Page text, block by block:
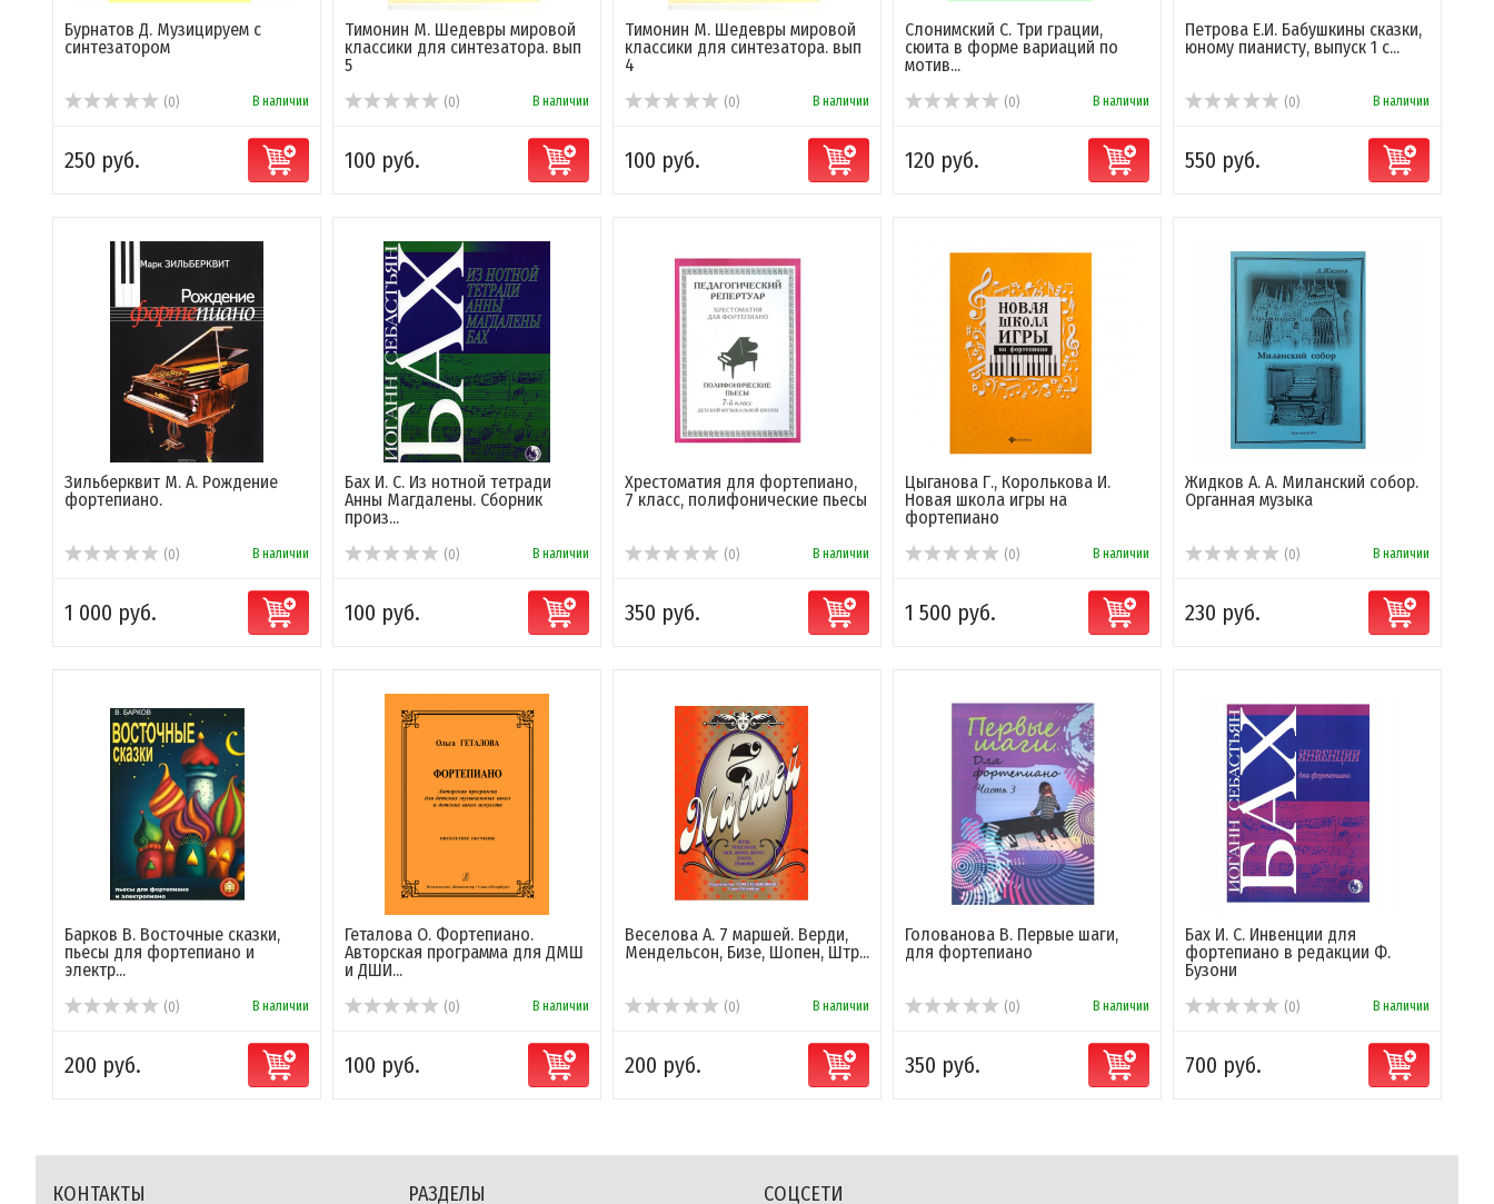
Бурнатов Д. Музицируем с
синтезатором
(0) В наличии
250 руб.
Тимонин М. Шедевры мировой
классики для синтезатора. вып
5
(0) В наличии
100 руб.
Тимонин М. Шедевры мировой
классики для синтезатора. вып
4
(0) В наличии
100 руб.
Слонимский С. Три грации,
сюита в форме вариаций по
мотив...
(0) В наличии
120 руб.
Петрова Е.И. Бабушкины сказки,
юному пианисту, выпуск 1 с...
(0) В наличии
550 руб.
Зильберквит М. А. Рождение
фортепиано.
(0) В наличии
1 000 руб.
Бах И. С. Из нотной тетради
Анны Магдалены. Сборник
произ...
(0) В наличии
100 руб.
Хрестоматия для фортепиано,
7 класс, полифонические пьесы
(0) В наличии
350 руб.
Цыганова Г., Королькова И.
Новая школа игры на
фортепиано
(0) В наличии
1 500 руб.
Жидков А. А. Миланский собор.
Органная музыка
(0) В наличии
230 руб.
Барков В. Восточные сказки,
пьесы для фортепиано и
электр...
(0) В наличии
200 руб.
Геталова О. Фортепиано.
Авторская программа для ДМШ
и ДШИ...
(0) В наличии
100 руб.
Веселова А. 7 маршей. Верди,
Мендельсон, Бизе, Шопен, Штр...
(0) В наличии
200 руб.
Голованова В. Первые шаги,
для фортепиано
(0) В наличии
350 руб.
Бах И. С. Инвенции для
фортепиано в редакции Ф.
Бузони
(0) В наличии
700 руб.
КОНТАКТЫ РАЗДЕЛЫ СОЦСЕТИ